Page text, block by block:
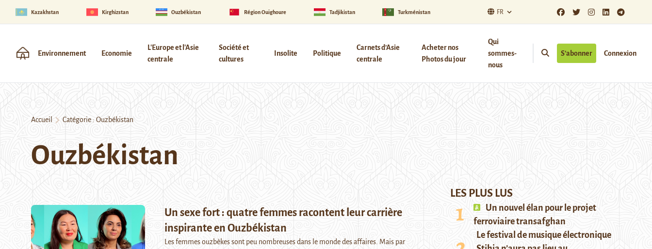
Kazakhstan Kirghizstan Ouzbékistan Région Ouïghoure Tadjikistan Turkménistan FR
Environnement Economie
L'Europe et l'Asie
centrale
Société et
cultures
Insolite Politique
Carnets d’Asie
centrale
Acheter nos
Photos du jour
Qui
sommes-
nous
S’abonner Connexion
Accueil Catégorie : Ouzbékistan
Ouzbékistan
Un sexe fort : quatre femmes racontent leur carrière
inspirante en Ouzbékistan
Les femmes ouzbèkes sont peu nombreuses dans le monde des affaires. Mais par
LES PLUS LUS
Un nouvel élan pour le projet
ferroviaire transafghan
Le festival de musique électronique